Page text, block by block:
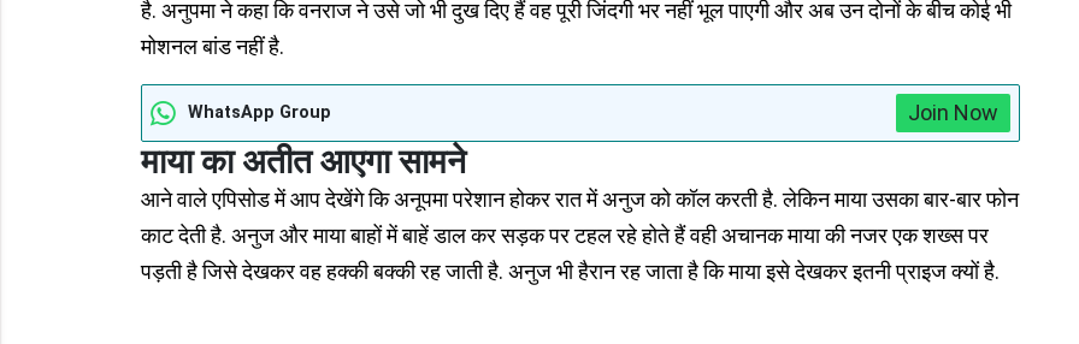
है. अनुपमा ने कहा कि वनराज ने उसे जो भी दुख दिए हैं वह पूरी जिंदगी भर नहीं भूल पाएगी और अब उन दोनों के बीच कोई भी
मोशनल बांड नहीं है.
WhatsApp Group Join Now
माया का अतीत आएगा सामने
आने वाले एपिसोड में आप देखेंगे कि अनूपमा परेशान होकर रात में अनुज को कॉल करती है. लेकिन माया उसका बार-बार फोन
काट देती है. अनुज और माया बाहों में बाहें डाल कर सड़क पर टहल रहे होते हैं वही अचानक माया की नजर एक शख्स पर
पड़ती है जिसे देखकर वह हक्की बक्की रह जाती है. अनुज भी हैरान रह जाता है कि माया इसे देखकर इतनी प्राइज क्यों है.